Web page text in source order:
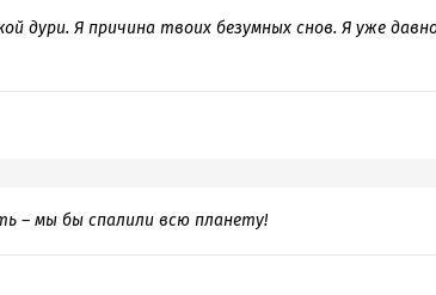
дури. Я причина твоих безумных снов. Я уже
– мы бы спалили всю планету!